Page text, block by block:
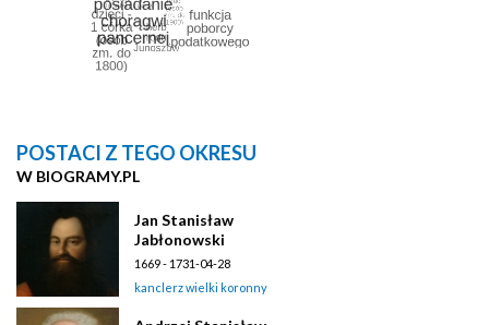
POSTACI Z TEGO OKRESU
W BIOGRAMY.PL
Jan Stanisław
Jabłonowski
1669 - 1731-04-28
kanclerz wielki koronny